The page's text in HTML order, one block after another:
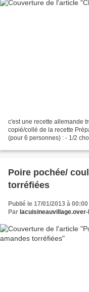
c'est une recette allemande
copié/collé de la recette
(pour 6 personnes) : - 1/2
Poire pochée/
torréfiées
Publié le 17/01/2013 à 00:00
Par lacuisineauvillage.over-